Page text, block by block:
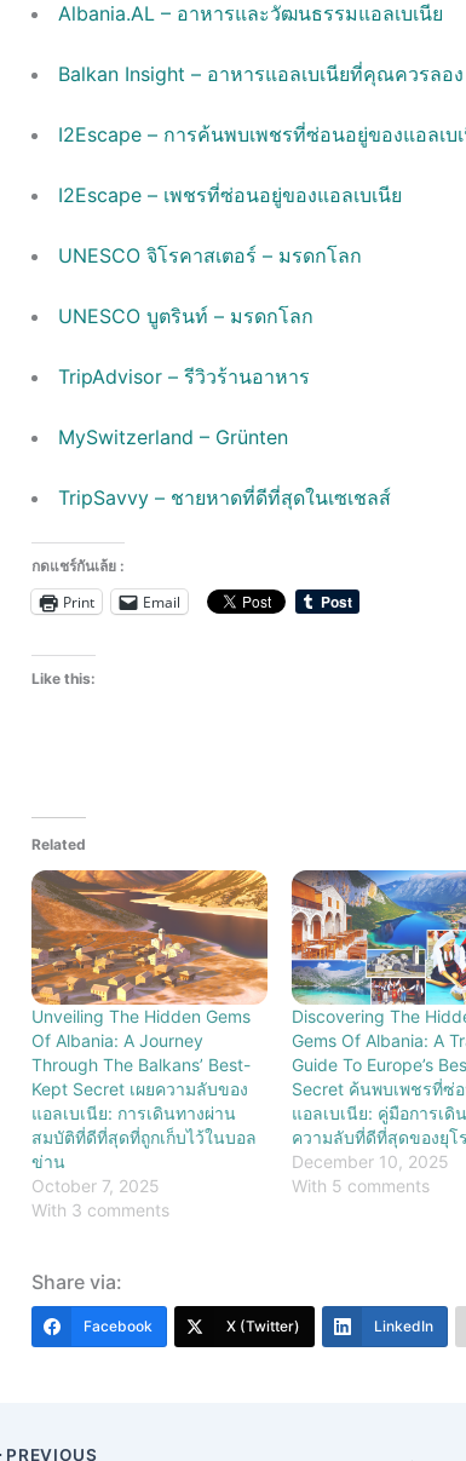
Albania.AL – อาหารและวัฒนธรรมแอลเบเนีย
Balkan Insight – อาหารแอลเบเนียที่คุณควรลอง
I2Escape – การค้นพบเพชรที่ซ่อนอยู่ของแอลเบ
I2Escape – เพชรที่ซ่อนอยู่ของแอลเบเนีย
UNESCO จิโรคาสเตอร์ – มรดกโลก
UNESCO บูตรินท์ – มรดกโลก
TripAdvisor – รีวิวร้านอาหาร
MySwitzerland – Grünten
TripSavvy – ชายหาดที่ดีที่สุดในเซเชลส์
กดแชร์กันเล้ย :
Print Email
Like this:
Related
Unveiling The Hidden Gems
Of Albania: A Journey
Through The Balkans’ Best-
Kept Secret เผยความลับของ
แอลเบเนีย: การเดินทางผ่าน
สมบัติที่ดีที่สุดที่ถูกเก็บไว้ในบอล
ข่าน
October 7, 2025
With 3 comments
Discovering The
Gems Of Albania: A
Guide To Europe’s
Secret ค้นพบเพชรที่ซ่
แอลเบเนีย: คู่มือการเดิ
ความลับที่ดีที่สุดของยุโ
December 10, 2025
With 5 comments
Share via:
Facebook X (Twitter) LinkedIn
PREVIOUS